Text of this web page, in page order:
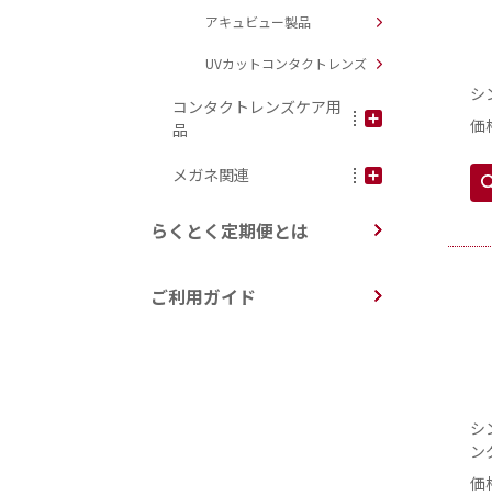
アキュビュー製品
UVカットコンタクトレンズ
コンタクトレンズケア用
品
メガネ関連
らくとく定期便とは
ご利用ガイド
シ
価
シ
ン
価